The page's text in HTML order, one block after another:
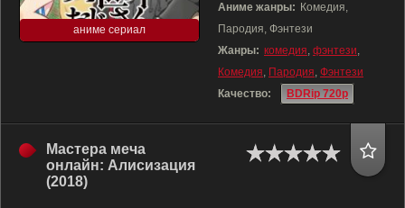
аниме сериал
Аниме жанры: Комедия,
Пародия, Фэнтези
Жанры: комедия, фэнтези,
Комедия, Пародия, Фэнтези
Качество:
BDRip 720p
Мастера меча
онлайн: Алисизация
(2018)